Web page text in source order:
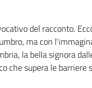
del racconto.
ma con
la bella signora
che supera le